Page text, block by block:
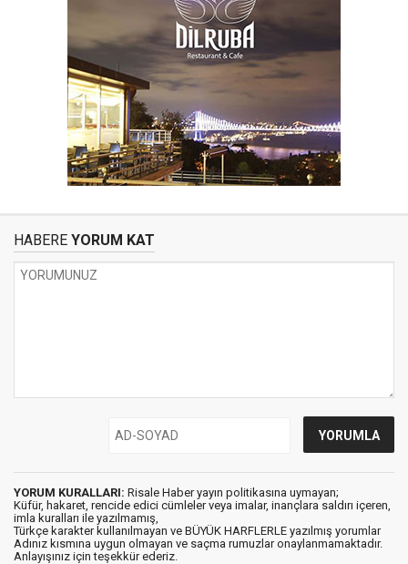
HABERE YORUM KAT
YORUM KURALLARI: Risale Haber yayın politikasına uymayan;
Küfür, hakaret, rencide edici cümleler veya imalar, inançlara saldırı içeren,
imla kuralları ile yazılmamış,
Türkçe karakter kullanılmayan ve BÜYÜK HARFLERLE yazılmış yorumlar
Adınız kısmına uygun olmayan ve saçma rumuzlar onaylanmamaktadır.
Anlayışınız için teşekkür ederiz.